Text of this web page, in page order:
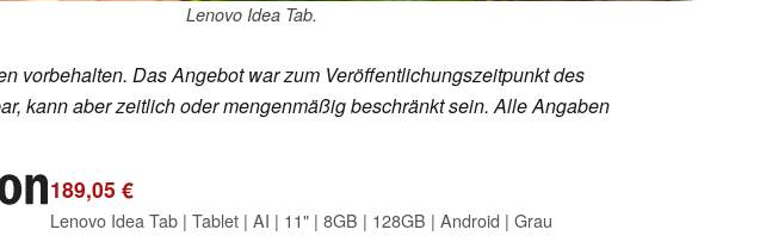
Lenovo Idea Tab.
vorbehalten. Das Angebot war zum Veröffentlichungszeitpunkt des
kann aber zeitlich oder mengenmäßig beschränkt sein. Alle Angaben
189,05 €
Lenovo Idea Tab | Tablet | AI | 11" | 8GB | 128GB | Android | Grau